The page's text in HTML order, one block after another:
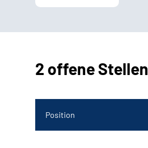
2 offene Stellen
Position